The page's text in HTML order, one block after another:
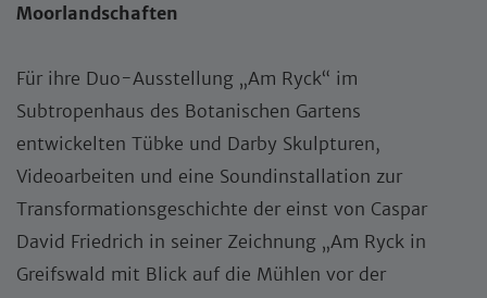
Moorlandschaften
Für ihre Duo-Ausstellung „Am Ryck“ im
Subtropenhaus des Botanischen Gartens
entwickelten Tübke und Darby Skulpturen,
Videoarbeiten und eine Soundinstallation zur
Transformationsgeschichte der einst von Caspar
David Friedrich in seiner Zeichnung „Am Ryck in
Greifswald mit Blick auf die Mühlen vor der